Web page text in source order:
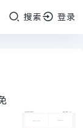
搜索 登录